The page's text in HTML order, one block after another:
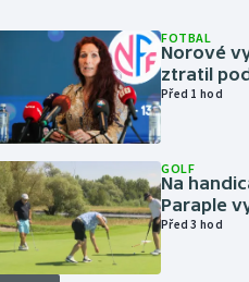
FOTBAL
Norové
ztratil
Před 1 hod
GOLF
Na
Paraple
Před 3 hod